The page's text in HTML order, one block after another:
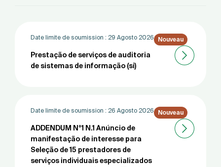
Date limite de soumission : 29 Agosto 2026 Nouveau
Prestação de serviços de auditoria
de sistemas de informação (si)
Date limite de soumission : 26 Agosto 2026 Nouveau
ADDENDUM N°1 N.1 Anúncio de
manifestação de interesse para
Seleção de 15 prestadores de
serviços individuais especializados